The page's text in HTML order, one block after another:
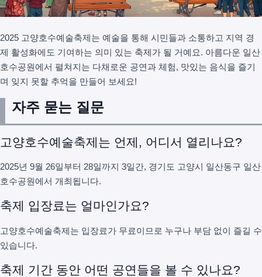
2025 고양호수예술축제는 예술을 통해 시민들과 소통하고 지역 경
제 활성화에도 기여하는 의미 있는 축제가 될 거예요. 아름다운 일산
호수공원에서 펼쳐지는 다채로운 공연과 체험, 맛있는 음식을 즐기
며 잊지 못할 추억을 만들어 보세요!
자주 묻는 질문
고양호수예술축제는 언제, 어디서 열리나요?
2025년 9월 26일부터 28일까지 3일간, 경기도 고양시 일산동구 일산
호수공원에서 개최됩니다.
축제 입장료는 얼마인가요?
고양호수예술축제는 입장료가 무료이므로 누구나 부담 없이 즐길 수
있습니다.
축제 기간 동안 어떤 공연들을 볼 수 있나요?